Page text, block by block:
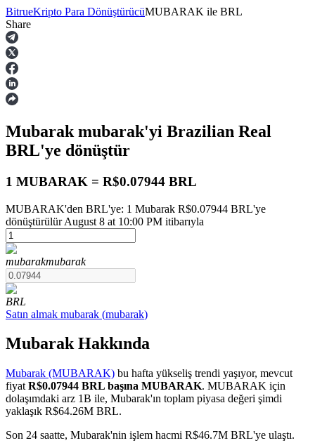
Vadeli İşlemler
USDT Vadeli İşlemleri
COIN-M Vadeli İşlemleri
Kripto Para Vadeli İşlemleri
BitrueKripto Para DönüştürücüMUBARAK ile BRL
Share
Mubarak mubarak'yi Brazilian Real
BRL'ye dönüştür
1 MUBARAK = R$0.07944 BRL
MUBARAK'den BRL'ye: 1 Mubarak R$0.07944 BRL'ye
dönüştürülür August 8 at 10:00 PM itibarıyla
mubarakmubarak
BRL
Satın almak mubarak (mubarak)
Mubarak Hakkında
Mubarak (MUBARAK) bu hafta yükseliş trendi yaşıyor, mevcut
fiyat R$0.07944 BRL başına MUBARAK. MUBARAK için
dolaşımdaki arz 1B ile, Mubarak'ın toplam piyasa değeri şimdi
yaklaşık R$64.26M BRL.
Son 24 saatte, Mubarak'nin işlem hacmi R$46.7M BRL'ye ulaştı.